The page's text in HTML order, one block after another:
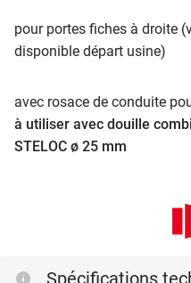
pour portes fiches à droite
disponible départ usine)
avec rosace de conduite
à utiliser avec douille
STELOC ø 25 mm
Spécifications